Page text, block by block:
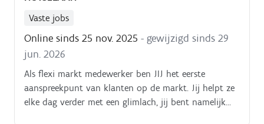
Vaste jobs
Online sinds 25 nov. 2025 - gewijzigd sinds 29
jun. 2026
Als flexi markt medewerker ben JIJ het eerste
aanspreekpunt van klanten op de markt. Jij helpt ze
elke dag verder met een glimlach, jij bent namelijk